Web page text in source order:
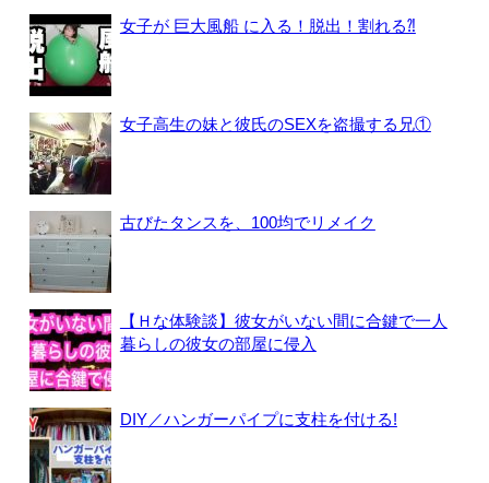
女子が 巨大風船 に入る！脱出！割れる⁈
女子高生の妹と彼氏のSEXを盗撮する兄①
古びたタンスを、100均でリメイク
【Ｈな体験談】彼女がいない間に合鍵で一人
暮らしの彼女の部屋に侵入
DIY／ハンガーパイプに支柱を付ける!